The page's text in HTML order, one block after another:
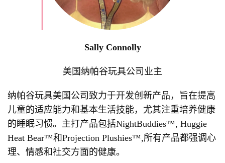
Sally Connolly
美国纳帕谷玩具公司业主
纳帕谷玩具美国公司致力于开发创新产品，旨在提高
儿童的适应能力和基本生活技能，尤其注重培养健康
的睡眠习惯。主打产品包括NightBuddies™, Huggie
Heat Bear™和Projection Plushies™,所有产品都强调心
理、情感和社交方面的健康。